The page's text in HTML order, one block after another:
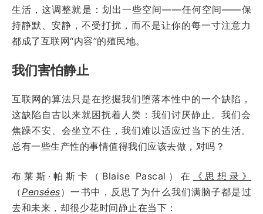
生活，这调整就是：划出一些空间——任何空间——保
持静默、安静，不受打扰，而不是让你的每一寸注意力
都成了互联网“内容”的殖民地。
我们害怕静止
互联网的算法只是在挖掘我们堕落本性中的一个缺陷，
这缺陷自古以来就困扰着人类：我们讨厌静止。我们会
焦躁不安、会坐立不住，我们难以适应过当下的生活。
总有一些生产性的事情值得我们应该去做，对吗？
布莱斯·帕斯卡（Blaise Pascal）在
《思想录》
（ Pensées）一书中，反思了为什么我们满脑子都是过
去和未来，却很少花时间静止在当下：